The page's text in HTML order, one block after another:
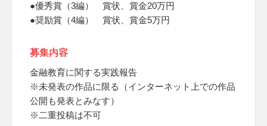
●優秀賞（3編） 賞状、賞金20万円
●奨励賞（4編） 賞状、賞金5万円
募集内容
金融教育に関する実践報告
※未発表の作品に限る（インターネット上での作品
公開も発表とみなす）
※二重投稿は不可